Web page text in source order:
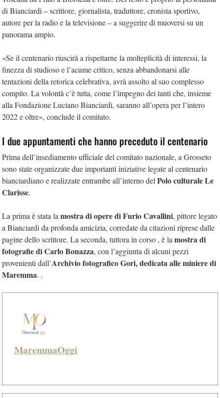
di Bianciardi – scrittore, giornalista, traduttore, cronista sportivo,
autore per la radio e la televisione – a suggerire di muoversi su un
panorama ampio.
«Se il centenario riuscirà a rispettarne la molteplicità di interessi, la
finezza di studioso e l’acume critico, senza abbandonarsi alle
tentazioni della retorica celebrativa, avrà assolto al suo complesso
compito. La volontà c’è tutta, come l’impegno dei tanti che, insieme
alla Fondazione Luciano Bianciardi, saranno all’opera per l’intero
2022 e oltre», conclude il comitato.
I due appuntamenti che hanno preceduto il centenario
Prima dell’insediamento ufficiale del comitato nazionale, a Grosseto
sono state organizzate due importanti iniziative legate al centenario
bianciardiano e realizzate entrambe all’interno del Polo culturale Le
Clarisse.
La prima è stata la mostra di opere di Furio Cavallini, pittore legato
a Bianciardi da profonda amicizia, corredate da citazioni riprese dalle
pagine dello scrittore. La seconda, tuttora in corso , è la mostra di
fotografiedi Carlo Bonazza, con l’aggiunta di alcuni pezzi
provenienti dall’Archivio fotografico Gori, dedicata alle miniere di
Maremma. .
MaremmaOggi